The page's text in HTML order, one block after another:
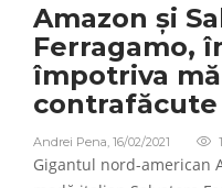
Amazon și
Ferragamo,
împotriva
contrafăcute
Andrei Pena, 16/02/2021
Gigantul nord-american